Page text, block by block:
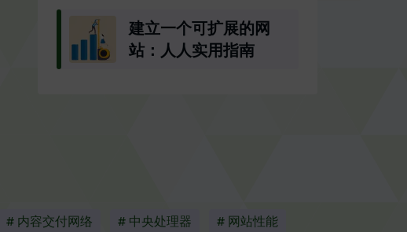
建立一个可扩展的网
站：人人实用指南
# 内容交付网络 # 中央处理器 # 网站性能